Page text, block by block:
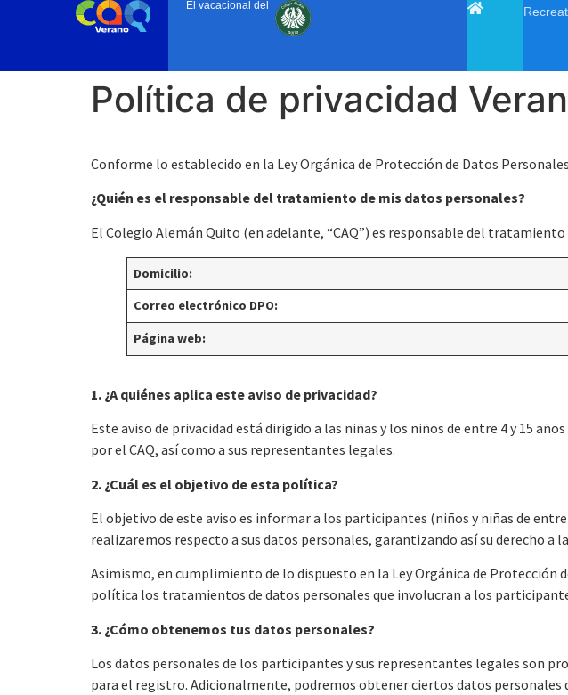
El vacacional del
Política de privacidad
Conforme lo establecido en la Ley Orgánica de Protección de Datos
¿Quién es el responsable del tratamiento de mis datos personales?
El Colegio Alemán Quito (en adelante, “CAQ”) es responsable del
Domicilio:
Correo electrónico DPO:
Página web:
1. ¿A quiénes aplica este aviso de privacidad?
Este aviso de privacidad está dirigido a las niñas y los niños de entre 4 y 15
por el CAQ, así como a sus representantes legales.
2. ¿Cuál es el objetivo de esta política?
El objetivo de este aviso es informar a los participantes (niños y niñas de
realizaremos respecto a sus datos personales, garantizando así su derecho a
Asimismo, en cumplimiento de lo dispuesto en la Ley Orgánica de Protección
política los tratamientos de datos personales que involucran a los
3. ¿Cómo obtenemos tus datos personales?
Los datos personales de los participantes y sus representantes legales
para el registro. Adicionalmente, podremos obtener ciertos datos personales